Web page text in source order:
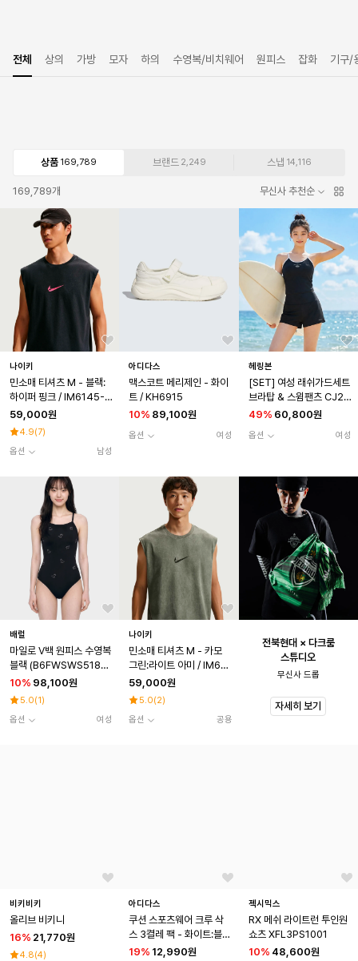
전체 상의 가방 모자 하의 수영복/비치웨어 원피스 잡화 기구/
상품 169,789 브랜드 2,249 스냅 14,116
169,789개 무신사 추천순
나이키
민소매 티셔츠 M - 블랙:
하이퍼 핑크 / IM6145-0
11
59,000원
4.9(7)
옵션
남성
아디다스
맥스코트 메리제인 - 화이
트 / KH6915
10% 89,100원
옵션 여성
헤링본
[SET] 여성 래쉬가드세트
브라탑 & 스윔팬츠 CJ20
7 AG314
49% 60,800원
옵션 여성
배럴
마일로 V백 원피스 수영복
블랙 (B6FWSWS518BL
K)
10% 98,100원
5.0(1 )
옵션
여성
나이키
민소매 티셔츠 M - 카모
그린:라이트 아미 / IM61
45-303
59,000원
5.0(2)
옵션
공용
전북현대 × 다크룸
스튜디오
무신사 드롭
자세히 보기
비키비키
올리브 비키니
16% 21,770원
4.8(4)
아디다스
쿠션 스포츠웨어 크루 삭
스 3켤레 팩 - 화이트:블랙
/ JZ0530
19% 12,990원
젝시믹스
RX 메쉬 라이트런 투인원
쇼츠 XFL3PS1001
10% 48,600원